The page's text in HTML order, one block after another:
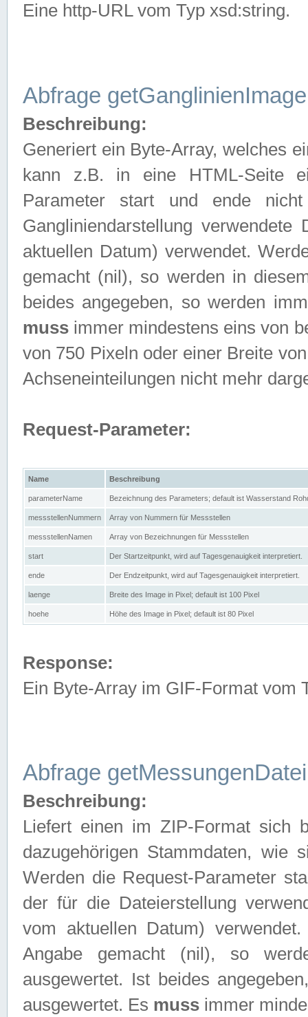
Eine http-URL vom Typ xsd:string.
Abfrage getGanglinienImage
Beschreibung:
Generiert ein Byte-Array, welches
kann z.B. in eine HTML-Seite
Parameter start und ende
Gangliniendarstellung
aktuellen Datum) verwendet.
gemacht (nil), so werden in
beides angegeben, so werden
muss immer mindestens eins von
von 750 Pixeln oder einer Breite
Achseneinteilungen nicht mehr
Request-Parameter:
Name Beschreibung
parameterName Bezeichnung des Parameters; default ist Wasserstand
messstellenNummern Array von Nummern für Messstellen
messstellenNamen Array von Bezeichnungen für Messstellen
start Der Startzeitpunkt, wird auf Tagesgenauigkeit interpretiert.
ende Der Endzeitpunkt, wird auf Tagesgenauigkeit interpretiert.
laenge Breite des Image in Pixel; default ist 100 Pixel
hoehe Höhe des Image in Pixel; default ist 80 Pixel
Response:
Ein Byte-Array im GIF-Format vom
Abfrage getMessungenDatei
Beschreibung:
Liefert einen im ZIP-Format sich
dazugehörigen Stammdaten, wie
Werden die Request-Parameter
der für die Dateierstellung
vom aktuellen Datum)
Angabe gemacht (nil), so
ausgewertet. Ist beides
ausgewertet. Es muss immer